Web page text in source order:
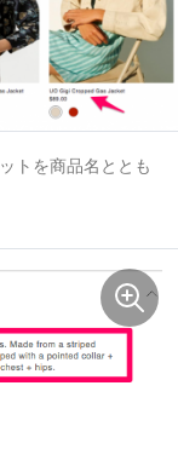
トを商品名ととも